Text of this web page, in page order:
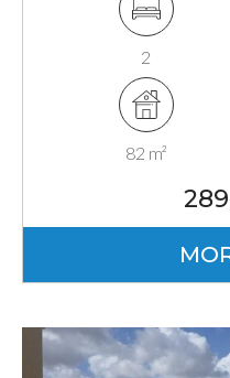
2
82 m²